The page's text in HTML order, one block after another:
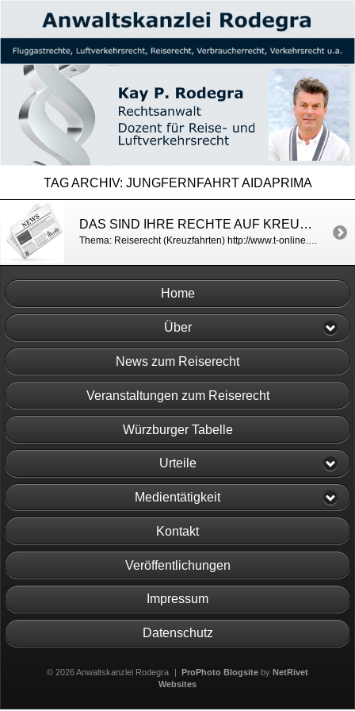
TAG ARCHIV: JUNGFERNFAHRT AIDAPRIMA
DAS SIND IHRE RECHTE AUF KREUZFAHRTEN / T-ONLINE
Thema: Reiserecht (Kreuzfahrten) http://www.t-online.de/reisen/kreuzfahrten/id_74528400/das-sind-ihre-rechte-auf-kreuzfahrten.html
Home
Über
News zum Reiserecht
Veranstaltungen zum Reiserecht
Würzburger Tabelle
Urteile
Medientätigkeit
Kontakt
Veröffentlichungen
Impressum
Datenschutz
© 2026 Anwaltskanzlei Rodegra | ProPhoto Blogsite byNetRivet
Websites